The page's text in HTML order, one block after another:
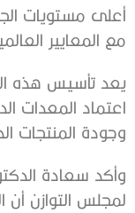
أعلى مستويات
مع المعايير
يعد تأسيس هذه
اعتماد المعدات
وجودة المنتجات
وأكد سعادة
لمجلس التوازن